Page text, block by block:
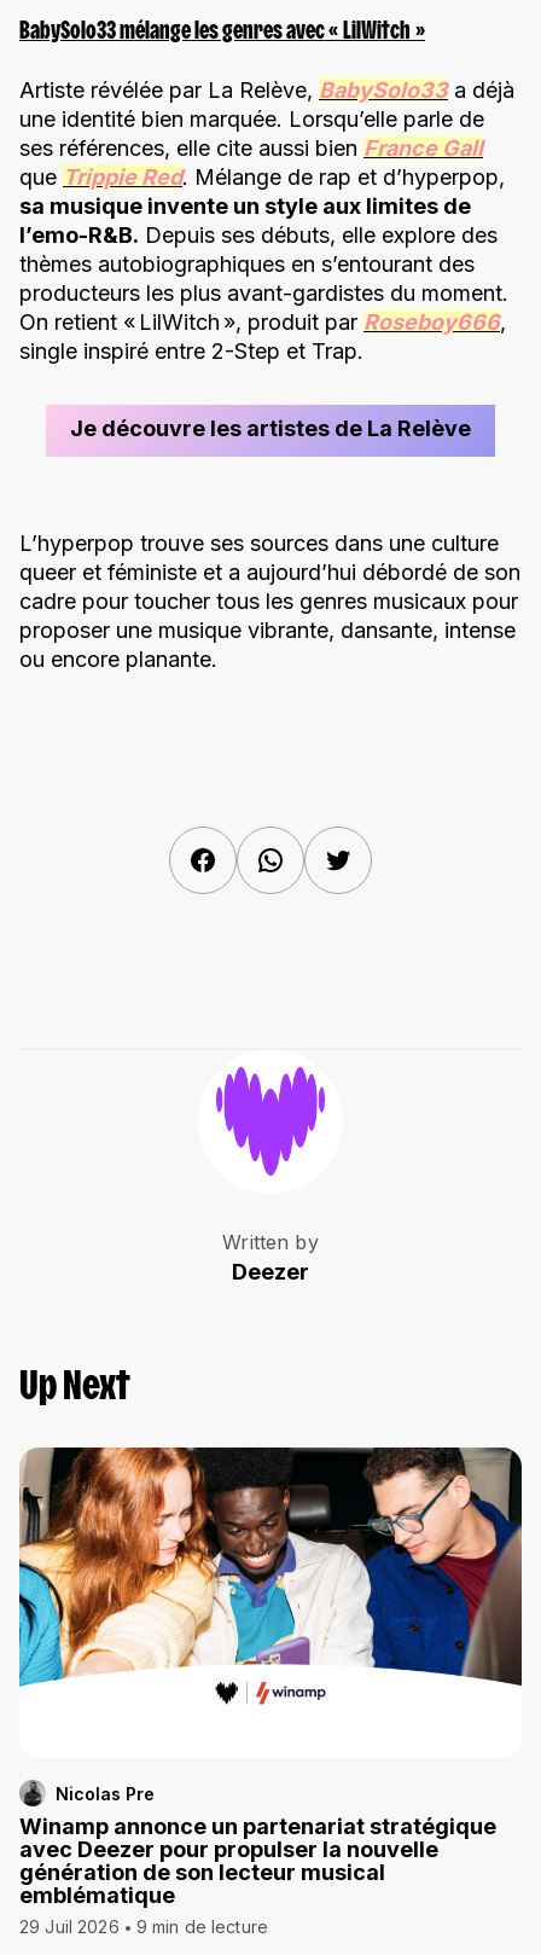
BabySolo33 mélange les genres avec « LilWitch »
Artiste révélée par La Relève, BabySolo33a déjà
une identité bien marquée. Lorsqu’elle parle de
ses références, elle cite aussi bien France Gall
que Trippie Red. Mélange de rap et d’hyperpop,
sa musique invente un style aux limites de
l’emo-R&B. Depuis ses débuts, elle explore des
thèmes autobiographiques en s’entourant des
producteurs les plus avant-gardistes du moment.
On retient « LilWitch », produit par Roseboy666,
single inspiré entre 2-Step et Trap.
Je découvre les artistes de La Relève
L’hyperpop trouve ses sources dans une culture
queer et féministe et a aujourd’hui débordé de son
cadre pour toucher tous les genres musicaux pour
proposer une musique vibrante, dansante, intense
ou encore planante.
FacebookWhatsAppTwitter
Written by
Deezer
Up Next
Nicolas Pre
Winamp annonce un partenariat stratégique
avec Deezer pour propulser la nouvelle
génération de son lecteur musical
emblématique
29 Juil 2026 9 min de lecture